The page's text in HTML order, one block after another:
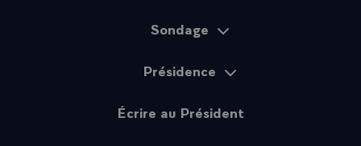
Sondage
Présidence
Écrire au Président